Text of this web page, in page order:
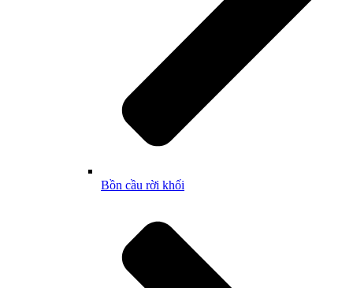
Bồn cầu rời khối